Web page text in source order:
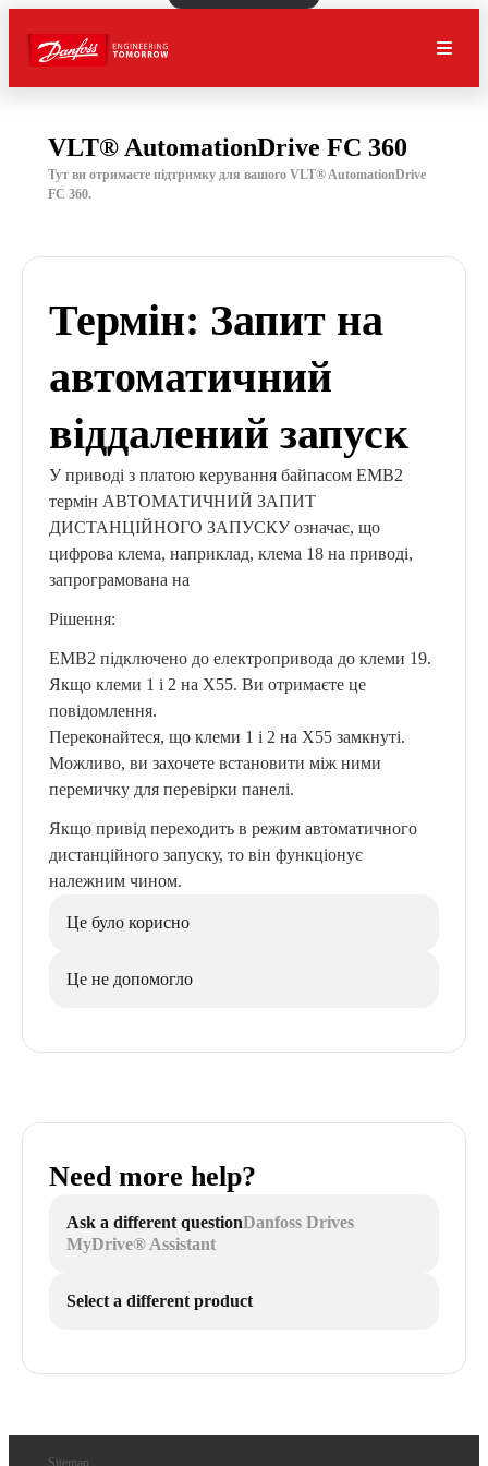
VLT® AutomationDrive FC 360
Тут ви отримаєте підтримку для вашого VLT® AutomationDrive
FC 360.
Термін: Запит на
автоматичний
віддалений запуск
У приводі з платою керування байпасом EMB2
термін АВТОМАТИЧНИЙ ЗАПИТ
ДИСТАНЦІЙНОГО ЗАПУСКУ означає, що
цифрова клема, наприклад, клема 18 на приводі,
запрограмована на
Рішення:
EMB2 підключено до електропривода до клеми 19.
Якщо клеми 1 і 2 на X55. Ви отримаєте це
повідомлення.
Переконайтеся, що клеми 1 і 2 на X55 замкнуті.
Можливо, ви захочете встановити між ними
перемичку для перевірки панелі.
Якщо привід переходить в режим автоматичного
дистанційного запуску, то він функціонує
належним чином.
Це було корисно
Це не допомогло
Need more help?
Ask a different questionDanfoss Drives
MyDrive® Assistant
Select a different product
Sitemap